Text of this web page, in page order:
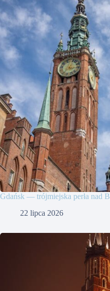
Gdańsk — trójmiejska perła nad
22 lipca 2026